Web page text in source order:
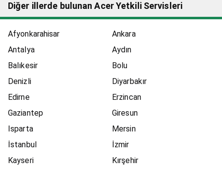
Diğer illerde bulunan Acer Yetkili Servisleri
Afyonkarahisar
Ankara
Antalya
Aydın
Balıkesir
Bolu
Denizli
Diyarbakır
Edirne
Erzincan
Gaziantep
Giresun
Isparta
Mersin
İstanbul
İzmir
Kayseri
Kırşehir